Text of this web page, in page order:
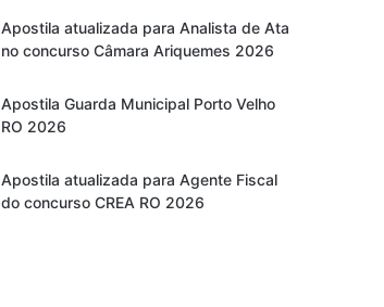
Apostila atualizada para Analista de Ata
no concurso Câmara Ariquemes 2026
Apostila Guarda Municipal Porto Velho
RO 2026
Apostila atualizada para Agente Fiscal
do concurso CREA RO 2026